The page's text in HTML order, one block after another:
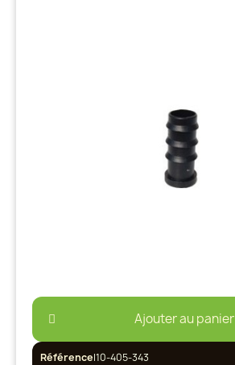
Ajouter au panier
RéférenceI10-405-343